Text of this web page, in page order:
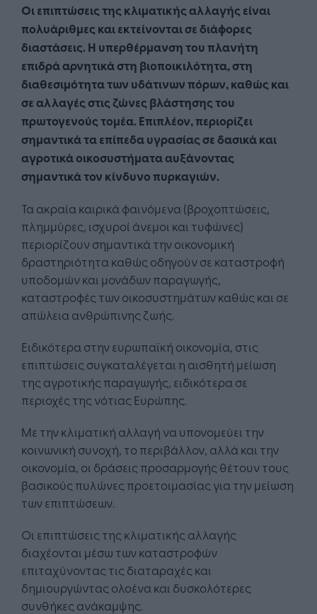
Οι επιπτώσεις της κλιματικής αλλαγής είναι
πολυάριθμες και εκτείνονται σε διάφορες
διαστάσεις. Η υπερθέρμανση του πλανήτη
επιδρά αρνητικά στη βιοποικιλότητα, στη
διαθεσιμότητα των υδάτινων πόρων, καθώς και
σε αλλαγές στις ζώνες βλάστησης του
πρωτογενούς τομέα. Επιπλέον, περιορίζει
σημαντικά τα επίπεδα υγρασίας σε δασικά και
αγροτικά οικοσυστήματα αυξάνοντας
σημαντικά τον κίνδυνο πυρκαγιών.
Τα ακραία καιρικά φαινόμενα (βροχοπτώσεις,
πλημμύρες, ισχυροί άνεμοι και τυφώνες)
περιορίζουν σημαντικά την οικονομική
δραστηριότητα καθώς οδηγούν σε καταστροφή
υποδομών και μονάδων παραγωγής,
καταστροφές των οικοσυστημάτων καθώς και σε
απώλεια ανθρώπινης ζωής.
Ειδικότερα στην ευρωπαϊκή οικονομία, στις
επιπτώσεις συγκαταλέγεται η αισθητή μείωση
της αγροτικής παραγωγής, ειδικότερα σε
περιοχές της νότιας Ευρώπης.
Με την κλιματική αλλαγή να υπονομεύει την
κοινωνική συνοχή, το περιβάλλον, αλλά και την
οικονομία, οι δράσεις προσαρμογής θέτουν τους
βασικούς πυλώνες προετοιμασίας για την μείωση
των επιπτώσεων.
Οι επιπτώσεις της κλιματικής αλλαγής
διαχέονται μέσω των καταστροφών
επιταχύνοντας τις διαταραχές και
δημιουργώντας ολοένα και δυσκολότερες
συνθήκες ανάκαμψης.